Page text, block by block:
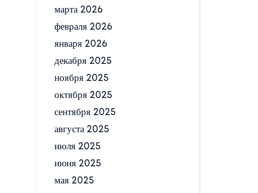
марта 2026
февраля 2026
января 2026
декабря 2025
ноября 2025
октября 2025
сентября 2025
августа 2025
июля 2025
июня 2025
мая 2025